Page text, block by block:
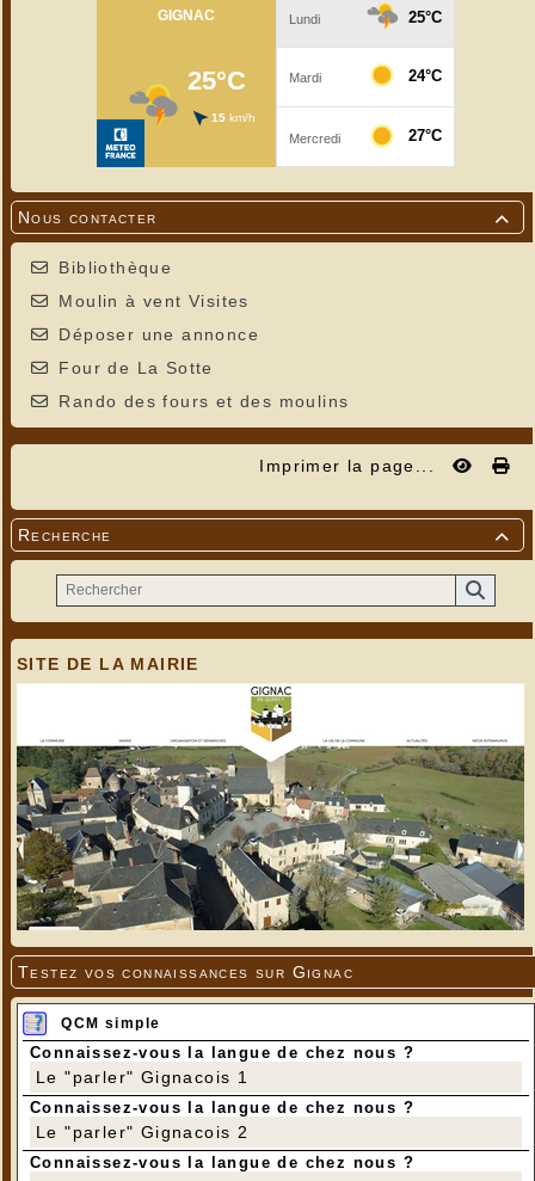

Nous contacter
Bibliothèque
Moulin à vent Visites
Déposer une annonce
Four de La Sotte
Rando des fours et des moulins
Imprimer la page...

Recherche
SITE DE LA MAIRIE
Testez vos connaissances sur Gignac
QCM simple
Connaissez-vous la langue de chez nous ?
Le "parler" Gignacois 1
Connaissez-vous la langue de chez nous ?
Le "parler" Gignacois 2
Connaissez-vous la langue de chez nous ?